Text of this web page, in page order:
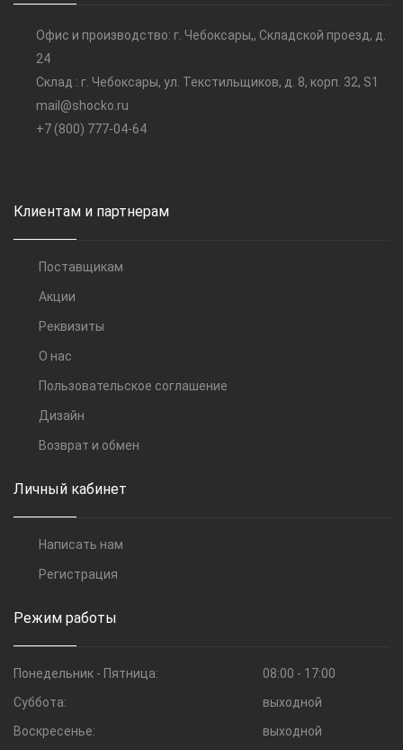
Офис и производство: г. Чебоксары,, Складской проезд, д.
24
Склад : г. Чебоксары, ул. Текстильщиков, д. 8, корп. 32, S1
mail@shocko.ru
+7 (800) 777-04-64
Клиентам и партнерам
Поставщикам
Акции
Реквизиты
О нас
Пользовательское соглашение
Дизайн
Возврат и обмен
Личный кабинет
Написать нам
Регистрация
Режим работы
Понедельник - Пятница:
08:00 - 17:00
Суббота:
выходной
Воскресенье:
выходной